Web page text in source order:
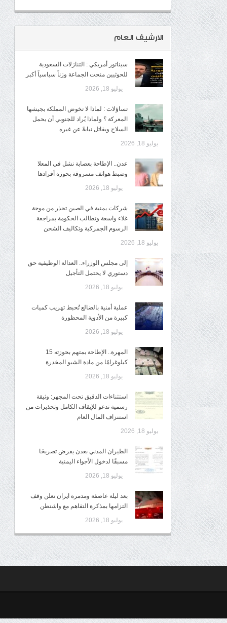
الارشيف العام
سيناتور أمريكي : التنازلات السعودية
للحوثيين منحت الجماعة وزناً سياسياً أكبر
يوليو 18, 2026
تساؤلات : لماذا لا تخوض المملكة بجيشها
المعركة ؟ ولماذا يُراد للجنوبي أن يحمل
السلاح ويقاتل نيابةً عن غيره
يوليو 18, 2026
عدن.. الإطاحة بعصابة نشل في المعلا
وضبط هواتف مسروقة بحوزة أفرادها
يوليو 18, 2026
شركات يمنية في الصين تحذر من موجة
غلاء واسعة وتطالب الحكومة بمراجعة
الرسوم الجمركية وتكاليف الشحن
يوليو 18, 2026
إلى مجلس الوزراء.. العدالة الوظيفية حق
دستوري لا يحتمل التأجيل
يوليو 18, 2026
عملية أمنية بالضالع تُحبط تهريب كميات
كبيرة من الأدوية المحظورة
يوليو 18, 2026
المهرة.. الإطاحة بمتهم بحوزته 15
كيلوغرامًا من مادة الشبو المخدرة
يوليو 18, 2026
استثناءات الدقيق تحت المجهر: وثيقة
رسمية تدعو للإيقاف الكامل وتحذيرات من
استنزاف المال العام
يوليو 18, 2026
الطيران المدني بعدن يفرض تصريحًا
مسبقًا لدخول الأجواء اليمنية
يوليو 18, 2026
بعد ليلة عاصفة ومدمرة ايران تعلن وقف
التزامها بمذكرة التفاهم مع واشنطن
يوليو 18, 2026